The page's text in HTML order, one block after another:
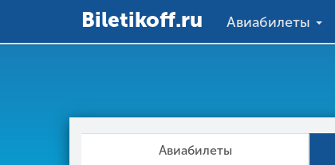
Вiletikoff.ru Авиабилеты
Авиабилеты